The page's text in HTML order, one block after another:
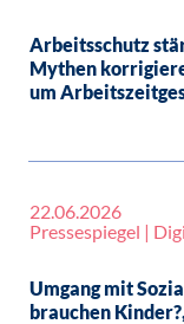
Arbeitsschutz
Mythen
um
22.06.2026
Pressespiegel |
Umgang mit
brauchen